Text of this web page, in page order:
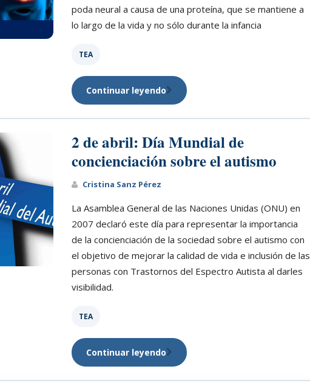
poda neural a causa de una proteína, que se mantiene a
lo largo de la vida y no sólo durante la infancia
TEA
Continuar leyendo
2 de abril: Día Mundial de
concienciación sobre el autismo
Cristina Sanz Pérez
La Asamblea General de las Naciones Unidas (ONU) en
2007 declaró este día para representar la importancia
de la concienciación de la sociedad sobre el autismo con
el objetivo de mejorar la calidad de vida e inclusión de las
personas con Trastornos del Espectro Autista al darles
visibilidad.
TEA
Continuar leyendo